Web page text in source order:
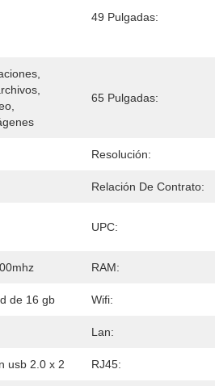
49 Pulgadas:
65 Pulgadas:
Resolución:
Relación De Contrato:
UPC:
RAM:
de 16 gb Wifi:
Lan:
usb 2.0 x 2 RJ45: